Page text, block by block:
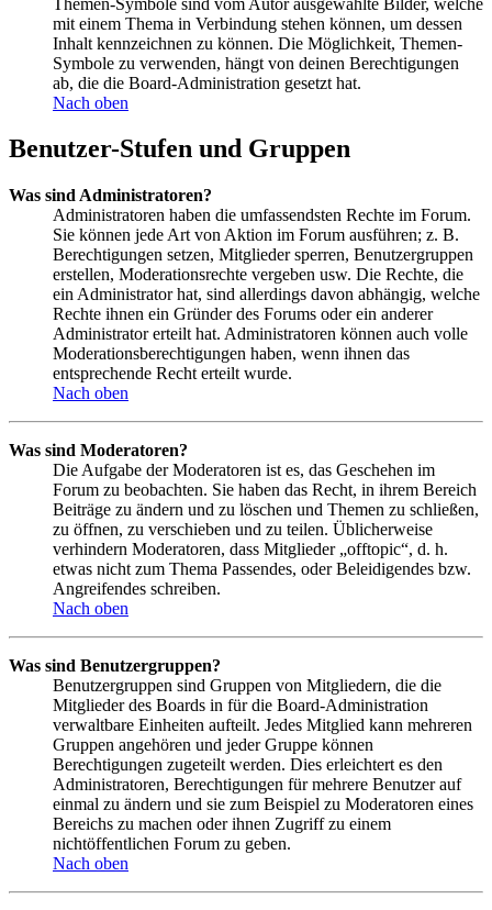
mit einem Thema in Verbindung stehen können, um dessen
Inhalt kennzeichnen zu können. Die Möglichkeit, Themen-
Symbole zu verwenden, hängt von deinen Berechtigungen
ab, die die Board-Administration gesetzt hat.
Nach oben
Benutzer-Stufen und Gruppen
Was sind Administratoren?
Administratoren haben die umfassendsten Rechte im Forum.
Sie können jede Art von Aktion im Forum ausführen; z. B.
Berechtigungen setzen, Mitglieder sperren, Benutzergruppen
erstellen, Moderationsrechte vergeben usw. Die Rechte, die
ein Administrator hat, sind allerdings davon abhängig, welche
Rechte ihnen ein Gründer des Forums oder ein anderer
Administrator erteilt hat. Administratoren können auch volle
Moderationsberechtigungen haben, wenn ihnen das
entsprechende Recht erteilt wurde.
Nach oben
Was sind Moderatoren?
Die Aufgabe der Moderatoren ist es, das Geschehen im
Forum zu beobachten. Sie haben das Recht, in ihrem Bereich
Beiträge zu ändern und zu löschen und Themen zu schließen,
zu öffnen, zu verschieben und zu teilen. Üblicherweise
verhindern Moderatoren, dass Mitglieder „offtopic“, d. h.
etwas nicht zum Thema Passendes, oder Beleidigendes bzw.
Angreifendes schreiben.
Nach oben
Was sind Benutzergruppen?
Benutzergruppen sind Gruppen von Mitgliedern, die die
Mitglieder des Boards in für die Board-Administration
verwaltbare Einheiten aufteilt. Jedes Mitglied kann mehreren
Gruppen angehören und jeder Gruppe können
Berechtigungen zugeteilt werden. Dies erleichtert es den
Administratoren, Berechtigungen für mehrere Benutzer auf
einmal zu ändern und sie zum Beispiel zu Moderatoren eines
Bereichs zu machen oder ihnen Zugriff zu einem
nichtöffentlichen Forum zu geben.
Nach oben